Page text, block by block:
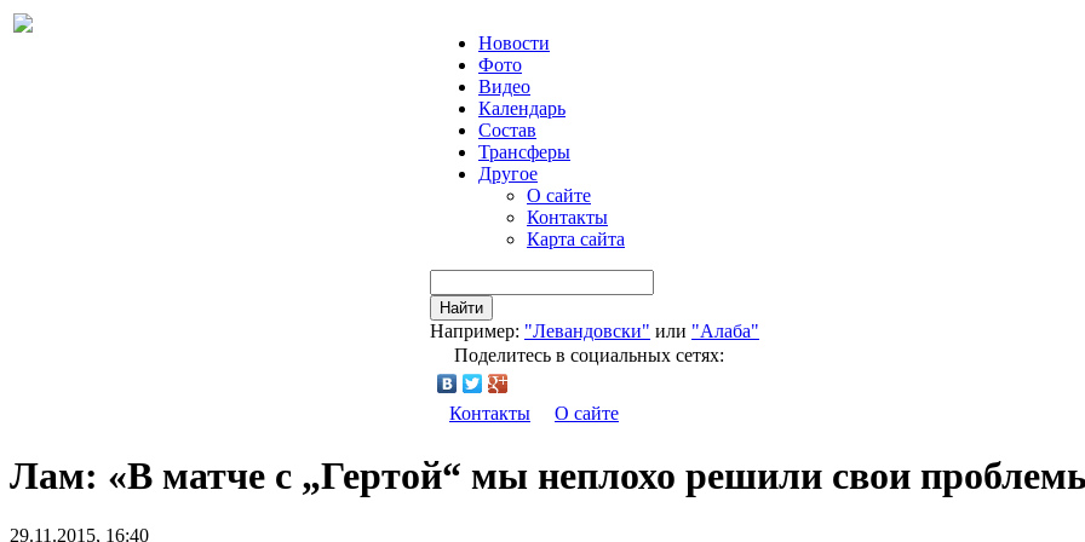
Новости
Фото
Видео
Календарь
Состав
Трансферы
Другое
О сайте
Контакты
Карта сайта
Найти
Например: "Левандовски" или "Алаба"
Поделитесь в социальных сетях:
Контакты О сайте
Лам: «В матче с „Гертой“ мы неплохо решили свои
29.11.2015, 16:40